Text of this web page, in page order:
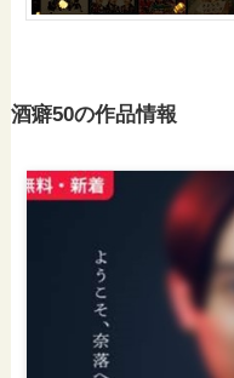
酒癖50の作品情報